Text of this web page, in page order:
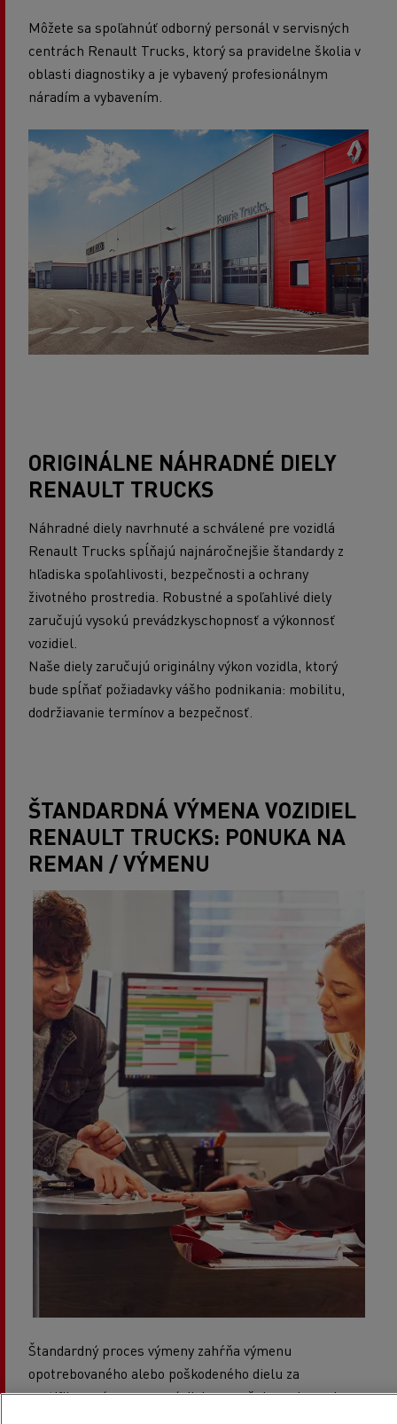
Môžete sa spoľahnúť odborný personál v servisných
centrách Renault Trucks, ktorý sa pravidelne školia v
oblasti diagnostiky a je vybavený profesionálnym
náradím a vybavením.
ORIGINÁLNE NÁHRADNÉ DIELY
RENAULT TRUCKS
Náhradné diely navrhnuté a schválené pre vozidlá
Renault Trucks spĺňajú najnáročnejšie štandardy z
hľadiska spoľahlivosti, bezpečnosti a ochrany
životného prostredia. Robustné a spoľahlivé diely
zaručujú vysokú prevádzkyschopnosť a výkonnosť
vozidiel.
Naše diely zaručujú originálny výkon vozidla, ktorý
bude spĺňať požiadavky vášho podnikania: mobilitu,
dodržiavanie termínov a bezpečnosť.
ŠTANDARDNÁ VÝMENA VOZIDIEL
RENAULT TRUCKS: PONUKA NA
REMAN / VÝMENU
Štandardný proces výmeny zahŕňa výmenu
opotrebovaného alebo poškodeného dielu za
certifikovaný renovovaný diel a zaručuje zachovanie